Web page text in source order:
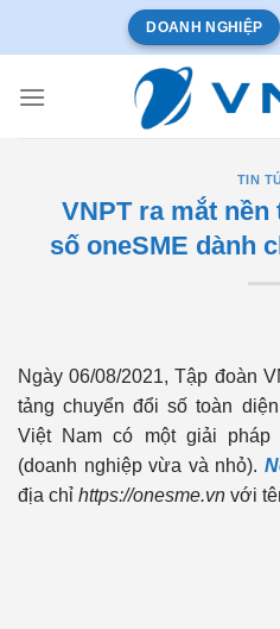
dung
DOANH NGHIỆP
TIN
VNPT ra mắt
số oneSME dành
Ngày 06/08/2021, Tập đoàn
tảng chuyển đổi số toàn
Việt Nam có một giải pháp
(doanh nghiệp vừa và nhỏ).
địa chỉ https://onesme.vn với